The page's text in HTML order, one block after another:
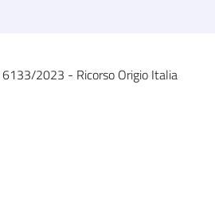
6133/2023 - Ricorso Origio Italia